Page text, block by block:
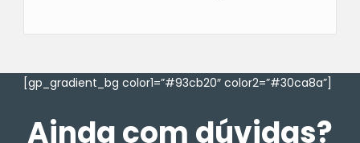
[gp_gradient_bg color1=”#93cb20″ color2=”#30ca8a”]
Ainda com dúvidas?